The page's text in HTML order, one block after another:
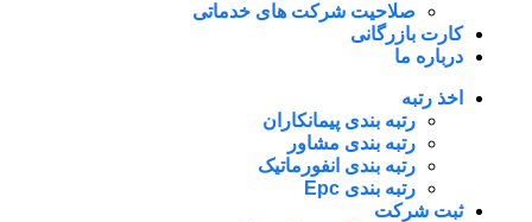
صلاحیت شرکت های خدماتی
کارت بازرگانی
درباره ما
اخذ رتبه
رتبه بندی پیمانکاران
رتبه بندی مشاور
رتبه بندی انفورماتیک
رتبه بندی Epc
ثبت شرکت